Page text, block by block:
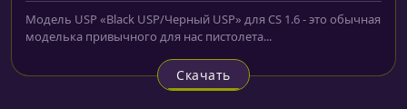
Модель USP «Black USP/Черный USP» для CS 1.6 - это обычная
моделька привычного для нас пистолета...
Скачать